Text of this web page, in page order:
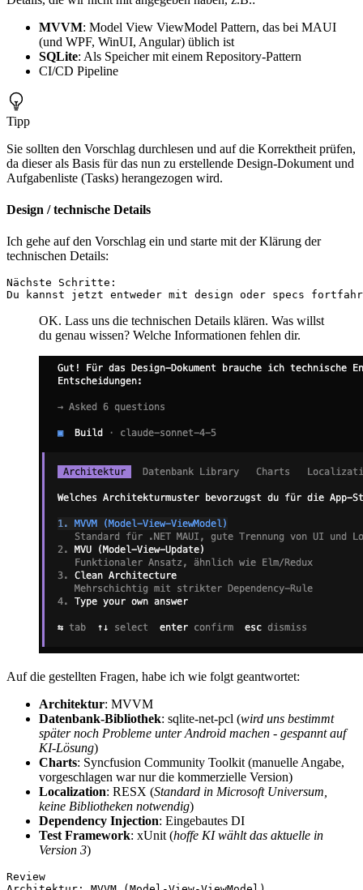
MVVM: Model View ViewModel Pattern, das bei MAUI
(und WPF, WinUI, Angular) üblich ist
SQLite: Als Speicher mit einem Repository-Pattern
CI/CD Pipeline
Tipp
Sie sollten den Vorschlag durchlesen und auf die Korrektheit prüfen,
da dieser als Basis für das nun zu erstellende Design-Dokument und
Aufgabenliste (Tasks) herangezogen wird.
Design / technische Details
Ich gehe auf den Vorschlag ein und starte mit der Klärung der
technischen Details:
OK. Lass uns die technischen Details klären. Was willst
du genau wissen? Welche Informationen fehlen dir.
Auf die gestellten Fragen, habe ich wie folgt geantwortet:
Architektur: MVVM
Datenbank-Bibliothek: sqlite-net-pcl (wird uns bestimmt
später noch Probleme unter Android machen - gespannt auf
KI-Lösung)
Charts: Syncfusion Community Toolkit (manuelle Angabe,
vorgeschlagen war nur die kommerzielle Version)
Localization: RESX (Standard in Microsoft Universum,
keine Bibliotheken notwendig)
Dependency Injection: Eingebautes DI
Test Framework: xUnit (hoffe KI wählt das aktuelle in
Version 3)